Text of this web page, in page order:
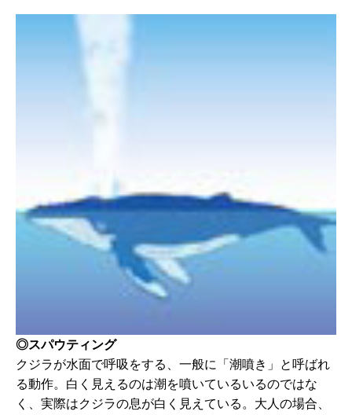
◎スパウティング
クジラが水面で呼吸をする、一般に「潮噴き」と呼ばれ
る動作。白く見えるのは潮を噴いているいるのではな
く、実際はクジラの息が白く見えている。大人の場合、